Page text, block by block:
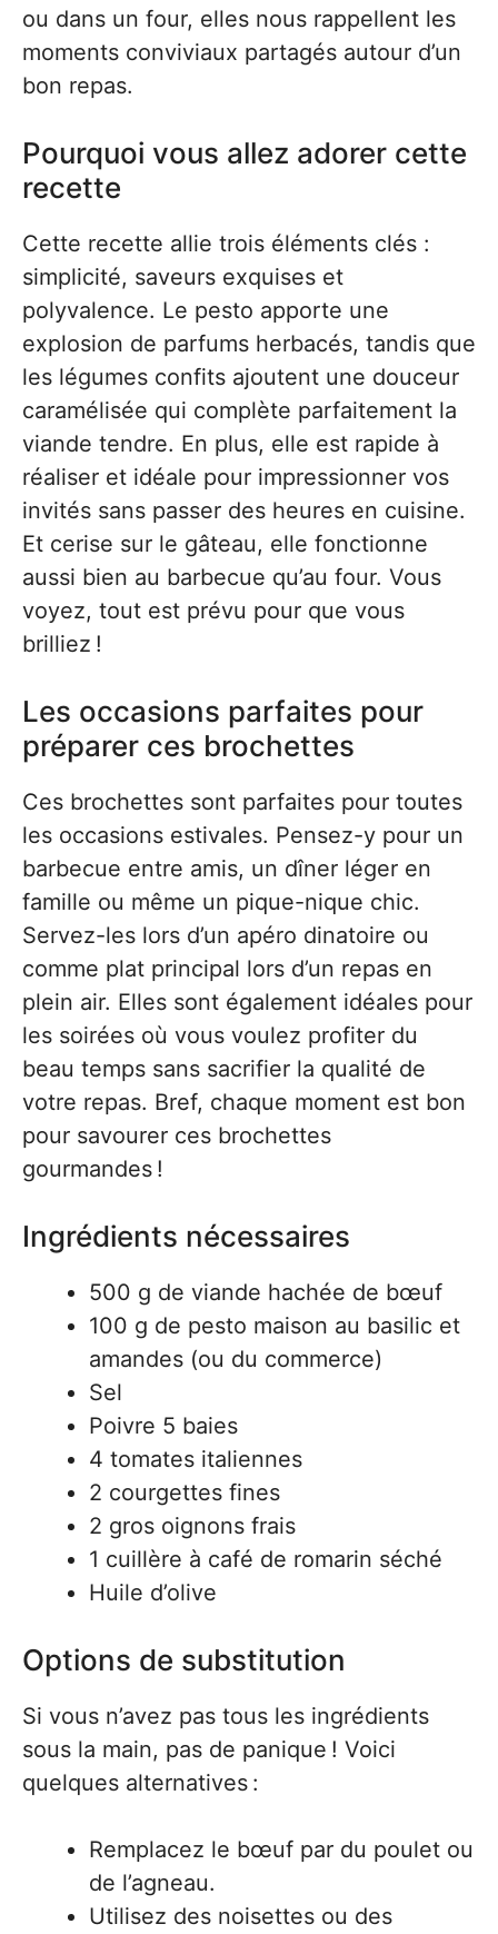
ou dans un four, elles nous rappellent les
moments conviviaux partagés autour d’un
bon repas.
Pourquoi vous allez adorer cette
recette
Cette recette allie trois éléments clés :
simplicité, saveurs exquises et
polyvalence. Le pesto apporte une
explosion de parfums herbacés, tandis que
les légumes confits ajoutent une douceur
caramélisée qui complète parfaitement la
viande tendre. En plus, elle est rapide à
réaliser et idéale pour impressionner vos
invités sans passer des heures en cuisine.
Et cerise sur le gâteau, elle fonctionne
aussi bien au barbecue qu’au four. Vous
voyez, tout est prévu pour que vous
brilliez !
Les occasions parfaites pour
préparer ces brochettes
Ces brochettes sont parfaites pour toutes
les occasions estivales. Pensez-y pour un
barbecue entre amis, un dîner léger en
famille ou même un pique-nique chic.
Servez-les lors d’un apéro dinatoire ou
comme plat principal lors d’un repas en
plein air. Elles sont également idéales pour
les soirées où vous voulez profiter du
beau temps sans sacrifier la qualité de
votre repas. Bref, chaque moment est bon
pour savourer ces brochettes
gourmandes !
Ingrédients nécessaires
500 g de viande hachée de bœuf
100 g de pesto maison au basilic et
amandes (ou du commerce)
Sel
Poivre 5 baies
4 tomates italiennes
2 courgettes fines
2 gros oignons frais
1 cuillère à café de romarin séché
Huile d’olive
Options de substitution
Si vous n’avez pas tous les ingrédients
sous la main, pas de panique ! Voici
quelques alternatives :
Remplacez le bœuf par du poulet ou
de l’agneau.
Utilisez des noisettes ou des